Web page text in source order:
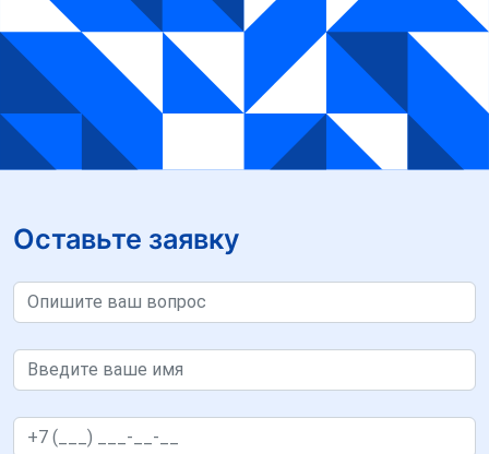
Оставьте заявку